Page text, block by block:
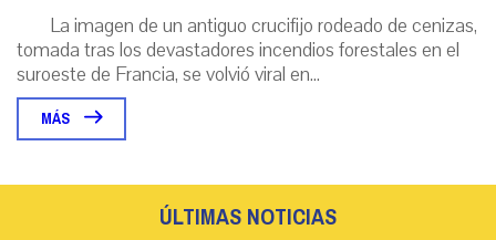
La imagen de un antiguo crucifijo rodeado de cenizas,
tomada tras los devastadores incendios forestales en el
suroeste de Francia, se volvió viral en...
MÁS
ÚLTIMAS NOTICIAS